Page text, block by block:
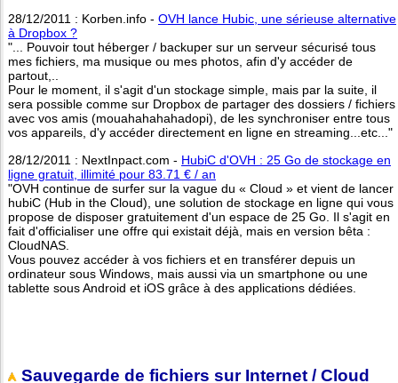
28/12/2011 : Korben.info - OVH lance Hubic, une sérieuse alternative
à Dropbox ?
"... Pouvoir tout héberger / backuper sur un serveur sécurisé tous
mes fichiers, ma musique ou mes photos, afin d'y accéder de
partout,..
Pour le moment, il s'agit d'un stockage simple, mais par la suite, il
sera possible comme sur Dropbox de partager des dossiers / fichiers
avec vos amis (mouahahahahadopi), de les synchroniser entre tous
vos appareils, d'y accéder directement en ligne en streaming...etc..."
28/12/2011 : NextInpact.com - HubiC d'OVH : 25 Go de stockage en
ligne gratuit, illimité pour 83.71 € / an
"OVH continue de surfer sur la vague du « Cloud » et vient de lancer
hubiC (Hub in the Cloud), une solution de stockage en ligne qui vous
propose de disposer gratuitement d'un espace de 25 Go. Il s'agit en
fait d'officialiser une offre qui existait déjà, mais en version bêta :
CloudNAS.
Vous pouvez accéder à vos fichiers et en transférer depuis un
ordinateur sous Windows, mais aussi via un smartphone ou une
tablette sous Android et iOS grâce à des applications dédiées.
Sauvegarde de fichiers sur Internet / Cloud